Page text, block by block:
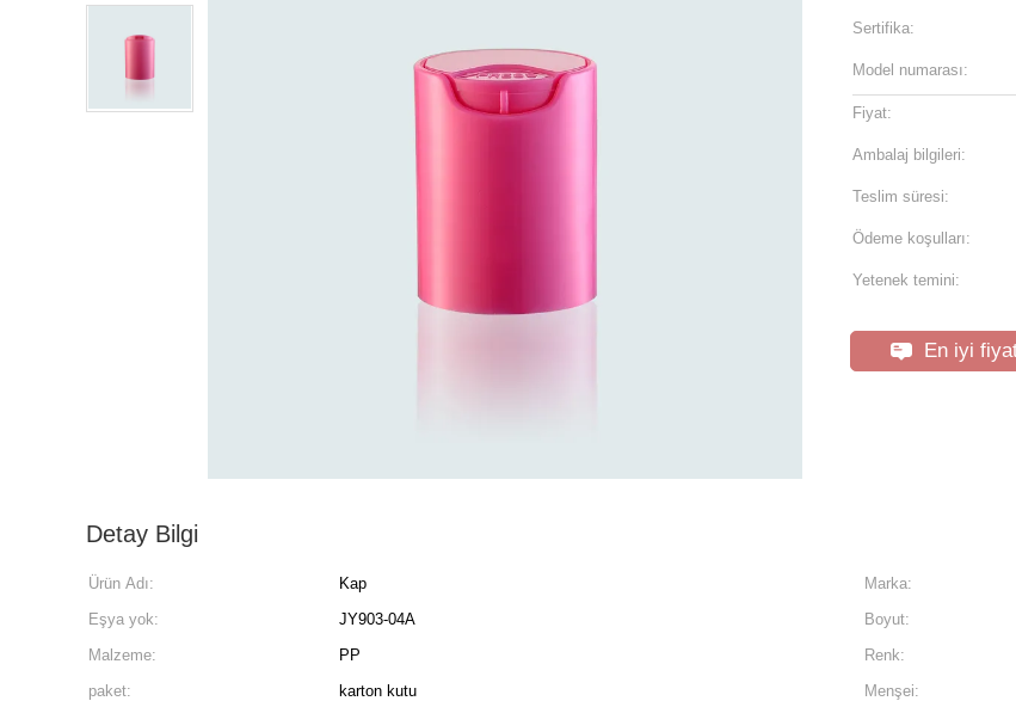
Sertifika:
Model numarası:
Fiyat:
Ambalaj bilgileri:
Teslim süresi:
Ödeme koşulları:
Yetenek temini:
En iyi
Detay Bilgi
Ürün Adı: Kap Marka:
Eşya yok:
JY903-04A Boyut:
Malzeme:
PP Renk:
paket:
karton kutu Menşei: